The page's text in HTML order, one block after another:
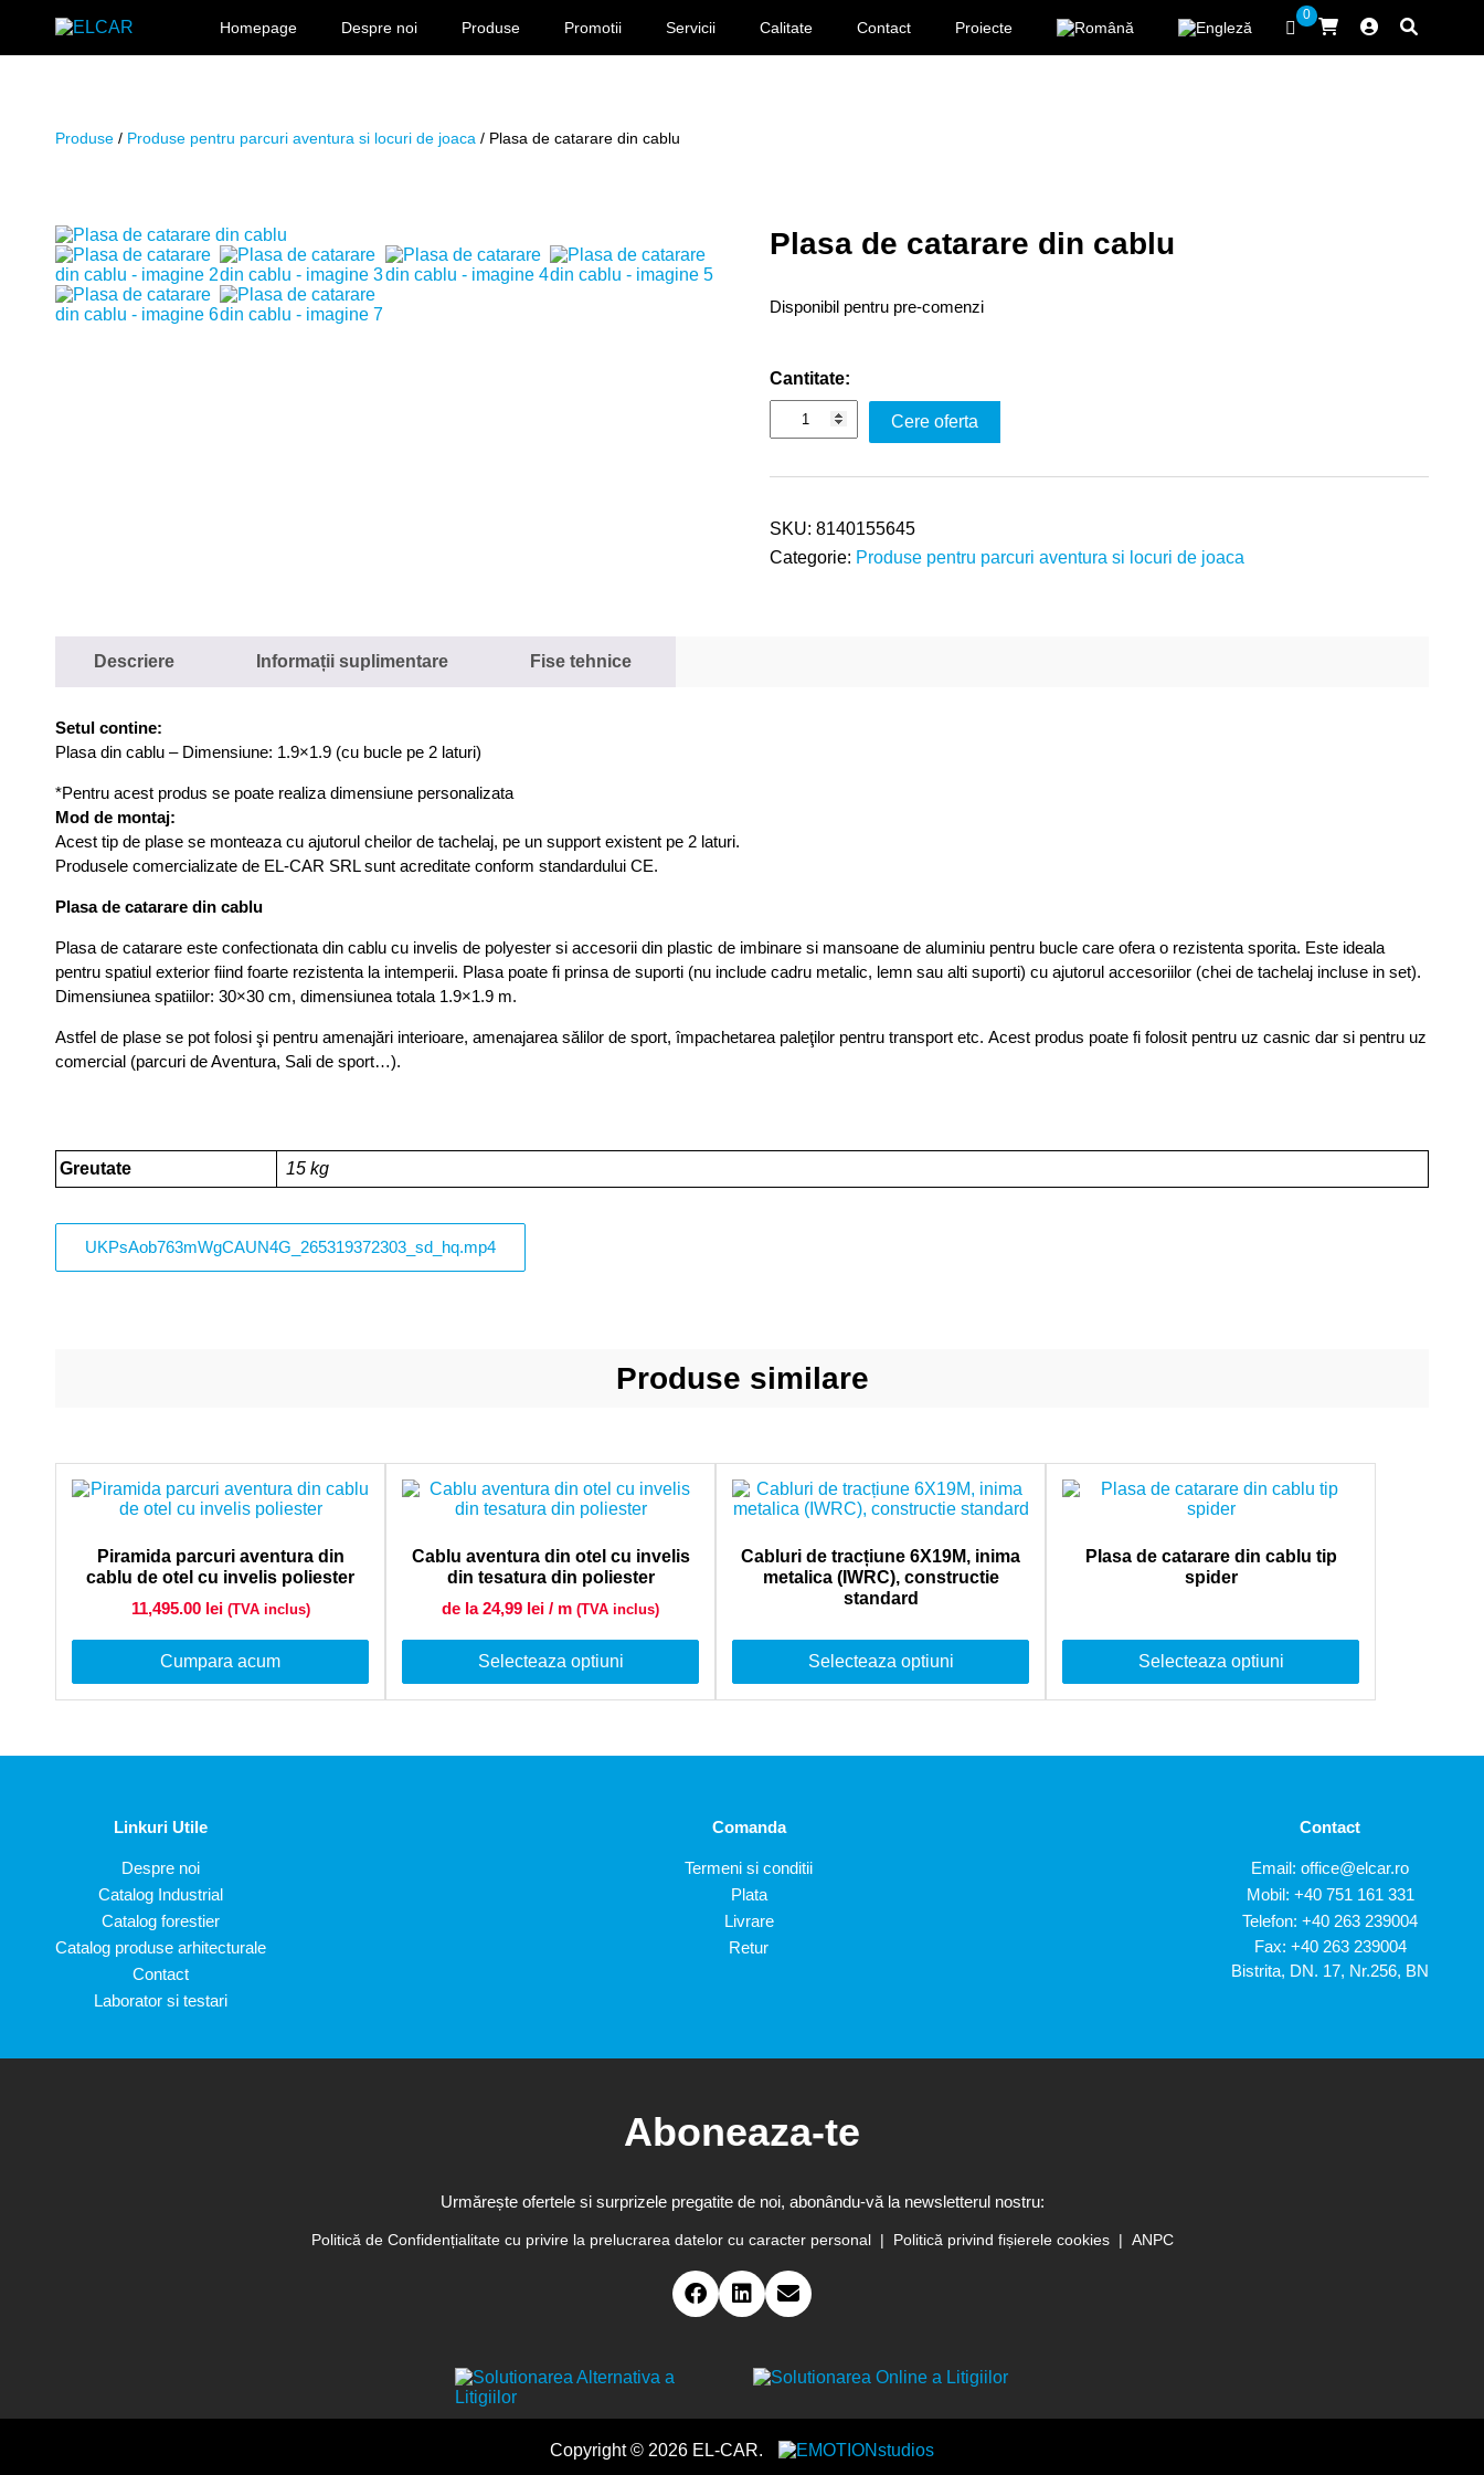
Homepage Despre noi Produse Promotii Servicii Calitate Contact Proiecte
0
Produse / Produse pentru parcuri aventura si locuri de joaca / Plasa de catarare din cablu
Plasa de catarare din cablu
Disponibil pentru pre-comenzi
Cantitate:
Cere oferta
SKU: 8140155645
Categorie: Produse pentru parcuri aventura si locuri de joaca
Descriere Informații suplimentare Fise tehnice
Setul contine:
Plasa din cablu – Dimensiune: 1.9×1.9 (cu bucle pe 2 laturi)
*Pentru acest produs se poate realiza dimensiune personalizata
Mod de montaj:
Acest tip de plase se monteaza cu ajutorul cheilor de tachelaj, pe un support existent pe 2 laturi.
Produsele comercializate de EL-CAR SRL sunt acreditate conform standardului CE.
Plasa de catarare din cablu
Plasa de catarare este confectionata din cablu cu invelis de polyester si accesorii din plastic de imbinare si mansoane de aluminiu pentru bucle care ofera o rezistenta sporita. Este ideala
pentru spatiul exterior fiind foarte rezistenta la intemperii. Plasa poate fi prinsa de suporti (nu include cadru metalic, lemn sau alti suporti) cu ajutorul accesoriilor (chei de tachelaj incluse in set).
Dimensiunea spatiilor: 30×30 cm, dimensiunea totala 1.9×1.9 m.
Astfel de plase se pot folosi şi pentru amenajări interioare, amenajarea sălilor de sport, împachetarea paleţilor pentru transport etc. Acest produs poate fi folosit pentru uz casnic dar si pentru uz
comercial (parcuri de Aventura, Sali de sport…).
Greutate 15 kg
UKPsAob763mWgCAUN4G_265319372303_sd_hq.mp4
Produse similare
Piramida parcuri aventura din
cablu de otel cu invelis poliester
11,495.00 lei (TVA inclus)
Cumpara acum
Cablu aventura din otel cu invelis
din tesatura din poliester
de la 24,99 lei / m (TVA inclus)
Selecteaza optiuni
Cabluri de tracțiune 6X19M, inima
metalica (IWRC), constructie
standard
Selecteaza optiuni
Plasa de catarare din cablu tip
spider
Selecteaza optiuni
Linkuri Utile
Despre noi
Catalog Industrial
Catalog forestier
Catalog produse arhitecturale
Contact
Laborator si testari
Comanda
Termeni si conditii
Plata
Livrare
Retur
Contact
Email: office@elcar.ro
Mobil: +40 751 161 331
Telefon: +40 263 239004
Fax: +40 263 239004
Bistrita, DN. 17, Nr.256, BN
Aboneaza-te
Urmărește ofertele si surprizele pregatite de noi, abonându-vă la newsletterul nostru:
Politică de Confidențialitate cu privire la prelucrarea datelor cu caracter personal Politică privind fișierele cookies ANPC
Copyright © 2026 EL-CAR.